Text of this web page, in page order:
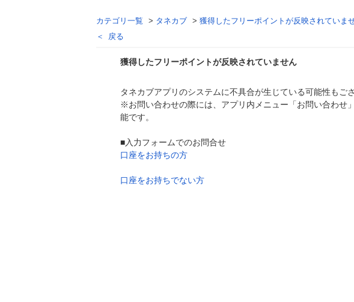
カテゴリ一覧 > タネカブ > 獲得したフリーポイントが反映されていま
戻る
獲得したフリーポイントが反映されていません
回答
タネカブアプリのシステムに不具合が生じている可能性もご
※お問い合わせの際には、アプリ内メニュー「お問い合わせ
能です。
■入力フォームでのお問合せ
口座をお持ちの方
口座をお持ちでない方